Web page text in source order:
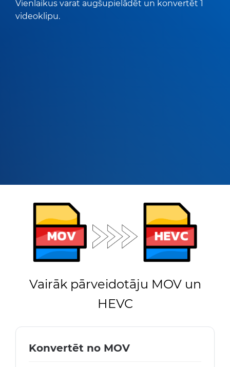
Vienlaikus varat augšupielādēt un konvertēt 1
videoklipu.
Vairāk pārveidotāju MOV un
HEVC
Konvertēt no MOV